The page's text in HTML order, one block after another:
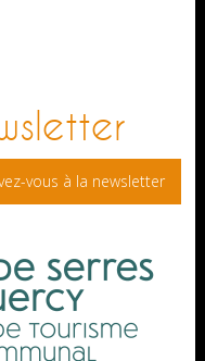
vous à la newsletter